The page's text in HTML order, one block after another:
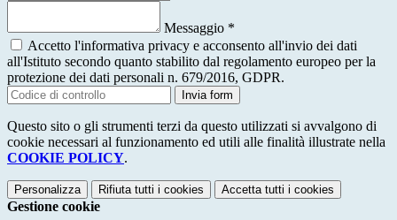
Messaggio *
Accetto l'informativa privacy e acconsento all'invio dei dati
all'Istituto secondo quanto stabilito dal regolamento europeo per la
protezione dei dati personali n. 679/2016, GDPR.
Invia form
Questo sito o gli strumenti terzi da questo utilizzati si avvalgono di
cookie necessari al funzionamento ed utili alle finalità illustrate nella
COOKIE POLICY.
Personalizza Rifiuta tutti i cookies Accetta tutti i cookies
Gestione cookie